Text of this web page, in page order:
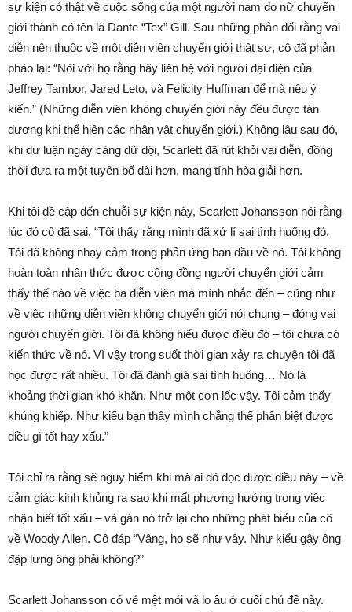
sự kiện có thật về cuộc sống của một người nam do nữ chuyển
giới thành có tên là Dante “Tex” Gill. Sau những phản đối rằng vai
diễn nên thuộc về một diễn viên chuyển giới thật sự, cô đã phản
pháo lại: “Nói với họ rằng hãy liên hệ với người đại diện của
Jeffrey Tambor, Jared Leto, và Felicity Huffman để mà nêu ý
kiến.” (Những diễn viên không chuyển giới này đều được tán
dương khi thể hiện các nhân vật chuyển giới.) Không lâu sau đó,
khi dư luận ngày càng dữ dội, Scarlett đã rút khỏi vai diễn, đồng
thời đưa ra một tuyên bố dài hơn, mang tính hòa giải hơn.
Khi tôi đề cập đến chuỗi sự kiện này, Scarlett Johansson nói rằng
lúc đó cô đã sai. “Tôi thấy rằng mình đã xử lí sai tình huống đó.
Tôi đã không nhạy cảm trong phản ứng ban đầu về nó. Tôi không
hoàn toàn nhận thức được cộng đồng người chuyển giới cảm
thấy thế nào về việc ba diễn viên mà mình nhắc đến – cũng như
về việc những diễn viên không chuyển giới nói chung – đóng vai
người chuyển giới. Tôi đã không hiểu được điều đó – tôi chưa có
kiến thức về nó. Vì vậy trong suốt thời gian xảy ra chuyện tôi đã
học được rất nhiều. Tôi đã đánh giá sai tình huống… Nó là
khoảng thời gian khó khăn. Như một cơn lốc vậy. Tôi cảm thấy
khủng khiếp. Như kiểu bạn thấy mình chẳng thể phân biệt được
điều gì tốt hay xấu.”
Tôi chỉ ra rằng sẽ nguy hiểm khi mà ai đó đọc được điều này – về
cảm giác kinh khủng ra sao khi mất phương hướng trong việc
nhận biết tốt xấu – và gán nó trở lại cho những phát biểu của cô
về Woody Allen. Cô đáp “Vâng, họ sẽ như vậy. Như kiểu gậy ông
đập lưng ông phải không?”
Scarlett Johansson có vẻ mệt mỏi và lo âu ở cuối chủ đề này.